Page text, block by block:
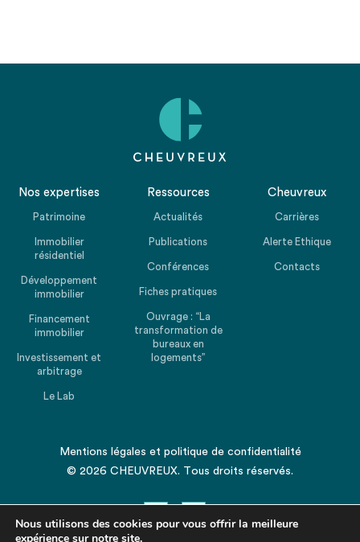
Nos expertises
Patrimoine
Immobilier
résidentiel
Développement
immobilier
Financement
immobilier
Investissement et
arbitrage
Le Lab
Ressources
Actualités
Publications
Conférences
Fiches pratiques
Ouvrage : “La
transformation de
bureaux en
logements”
Cheuvreux
Carrières
Alerte Ethique
Contacts
Mentions légales et politique de confidentialité
© 2026 CHEUVREUX. Tous droits réservés.
Nous utilisons des cookies pour vous offrir la meilleure
expérience sur notre site.